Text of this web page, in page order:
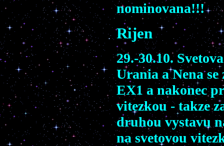
nominovana!!!
Rijen
29.-30.10.
Urania a Nena
EX1 a nakonec
vitezkou - takze
druhou vystavu
na svetovou